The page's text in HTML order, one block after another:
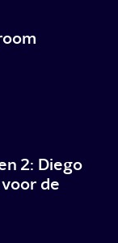
2: Diego
de